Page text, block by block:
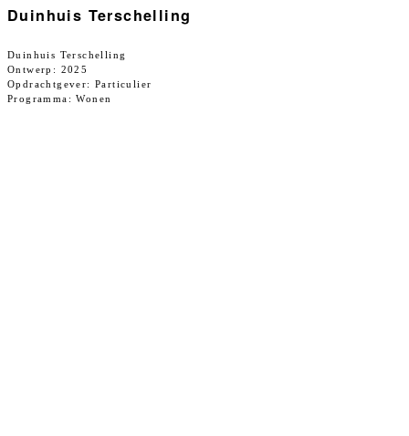
Duinhuis Terschelling
Duinhuis Terschelling
Ontwerp: 2025
Opdrachtgever: Particulier
Programma: Wonen